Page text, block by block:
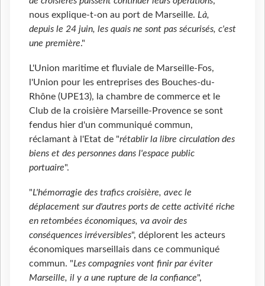
nous explique-t-on au port de Marseille. Là,
depuis le 24 juin, les quais ne sont pas sécurisés, c'est
une première."
L'Union maritime et fluviale de Marseille-Fos,
l'Union pour les entreprises des Bouches-du-
Rhône (UPE13), la chambre de commerce et le
Club de la croisière Marseille-Provence se sont
fendus hier d'un communiqué commun,
réclamant à l'Etat de "rétablir la libre circulation des
biens et des personnes dans l'espace public
portuaire".
"L'hémorragie des trafics croisière, avec le
déplacement sur d'autres ports de cette activité riche
en retombées économiques, va avoir des
conséquences irréversibles", déplorent les acteurs
économiques marseillais dans ce communiqué
commun. "Les compagnies vont finir par éviter
Marseille, il y a une rupture de la confiance",